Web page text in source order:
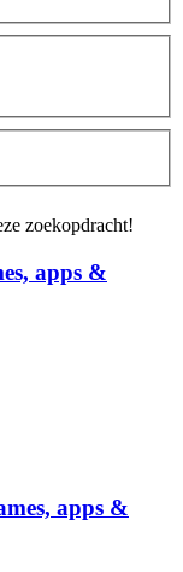
zoekopdracht!
apps &
apps &